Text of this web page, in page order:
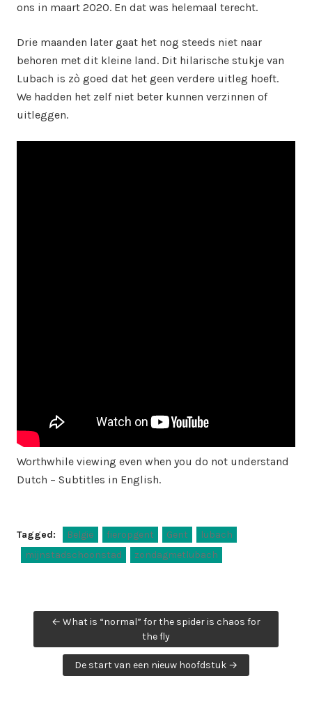
ons in maart 2020. En dat was helemaal terecht.
Drie maanden later gaat het nog steeds niet naar
behoren met dit kleine land. Dit hilarische stukje van
Lubach is zò goed dat het geen verdere uitleg hoeft.
We hadden het zelf niet beter kunnen verzinnen of
uitleggen.
Worthwhile viewing even when you do not understand
Dutch – Subtitles in English.
Tagged: België fieropgent Gent
lubach
mijnstadschoonstad
zondagmetlubach
Post← What is “normal” for the spider is chaos for
the fly
De start van een nieuw hoofdstuk →